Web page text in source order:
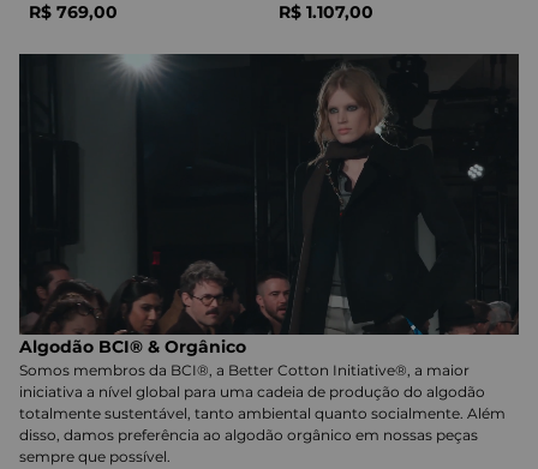
R$ 769,00 R$ 1.107,00
Algodão BCI® & Orgânico
Somos membros da BCI®, a Better Cotton Initiative®, a maior
iniciativa a nível global para uma cadeia de produção do algodão
totalmente sustentável, tanto ambiental quanto socialmente. Além
disso, damos preferência ao algodão orgânico em nossas peças
sempre que possível.